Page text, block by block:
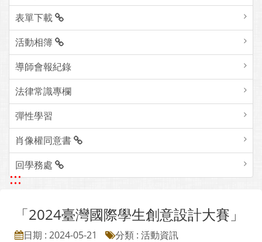
表單下載
活動相簿
導師會報紀錄
法律常識專欄
彈性學習
肖像權同意書
回學務處
:::
「2024臺灣國際學生創意設計大賽」
日期 : 2024-05-21
分類 : 活動資訊